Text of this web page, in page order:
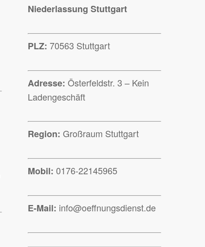
Niederlassung Stuttgart
PLZ: 70563 Stuttgart
Adresse: Österfeldstr. 3 – Kein
Ladengeschäft
Region: Großraum Stuttgart
Mobil: 0176-22145965
E-Mail: info@oeffnungsdienst.de